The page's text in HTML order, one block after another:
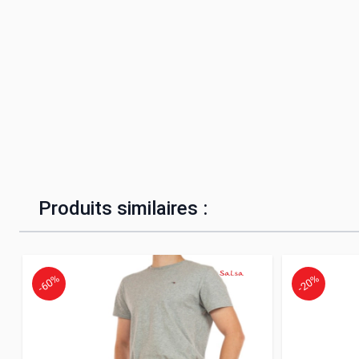
Produits similaires :
-60% -20%